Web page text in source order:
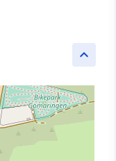
keyboard_arrow_up